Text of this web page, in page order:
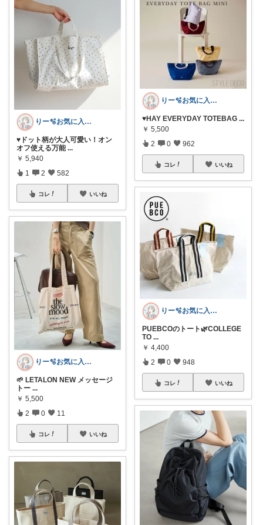
りー🫧お気に入りのある暮らし🧺
♥ドット柄が大人可愛い！オン
オフ使える万能 ...
￥ 5,940
1 2 582
コレ いいね
りー🫧お気に入りのある暮らし🧺
🌱 LETALON NEW メッセージ
トー ...
￥ 5,500
2 0 11
コレ いいね
りー🫧お気に入りのある暮らし🧺
♥HAY EVERYDAY TOTEBAG ...
￥ 5,500
2 0 962
コレ いいね
りー🫧お気に入りのある暮らし🧺
PUEBCOのトート🌿COLLEGE
TO ...
￥ 4,400
2 0 948
コレ いいね